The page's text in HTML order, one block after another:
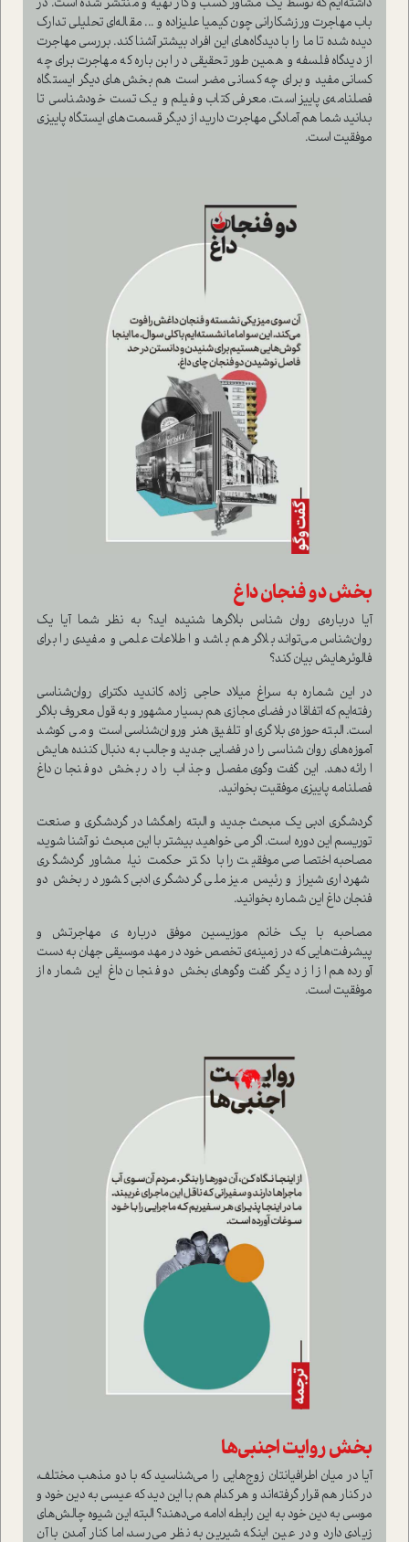
داشته‌ایم که توسط یک مشاور کسب و کار تهیه و منتشر شده است. در
باب مهاجرت ورزشکارانی چون کیمیا علیزاده و ... مقاله‌ای تحلیلی تدارک
دیده شده تا ما را با دیدگاه‌های این افراد بیشتر آشنا کند. بررسی مهاجرت
از دیدگاه فلسفه و همین طور تحقیقی در ابن باره که مهاجرت برای چه
کسانی مفید و برای چه کسانی مضر است هم بخش‌های دیگر ایستگاه
فصلنامه‌ی پاییز است. معرفی کتاب و فیلم و یک تست خودشناسی تا
بدانید شما هم آمادگی مهاجرت دارید از دیگر قسمت‌های ایستگاه پاییزی
موفقیت است.
بخش دو فنجان داغ
آیا درباره‌ی روان شناس بلاگرها شنیده اید؟ به نظر شما آیا یک
روان‌شناس می‌تواند بلاگر هم باشد و اطلاعات علمی و مفیدی را برای
فالوئرهایش بیان کند؟
در این شماره به سراغ میلاد حاجی زاده، کاندید دکترای روان‌شناسی
رفته‌ایم که اتفاقا در فضای مجازی هم بسیار مشهور و به قول معروف بلاگر
است. البته حوزه‌ی بلاگری او تلفیق هنر وروان‌شناسی است و می کوشد
آموزه‌های روان شناسی را در فضایی جدید و جالب به دنبال کننده هایش
ارائه دهد. این گفت‌و‌گوی مفصل و جذاب را در بخش دو فنجان داغ
فصلنامه پاییزی موفقیت بخوانید.
گردشگری ادبی یک مبحث جدید و البته راهگشا در گردشگری و صنعت
توریسم این دوره است. اگر می خواهید بیشتر با این مبحث نو آشنا شوید،
مصاحبه اختصاصی موفقیت را با دکتر حکمت نیا، مشاور گردشگری
شهرداری شیراز و رئیس میز ملی گردشگری ادبی کشور در بخش دو
فنجان داغ این شماره بخوانید.
مصاحبه با یک خانم موزیسین موفق درباره ی مهاجرتش و
پیشرفت‌هایی که در زمینه‌ی تخصص خود در مهد موسیقی جهان به دست
آورده هم از از دیگر گفت‌و‌گوهای بخش دو فنجان داغ این شماره از
موفقیت است.
بخش روایت اجنبی‌ها
آیا در میان اطرافیانتان زوج‌هایی را می‌شناسید که با دو مذهب مختلف،
در کنار هم قرار گرفته‌اند و هر کدام هم با این دید که عیسی به دین خود و
موسی به دین خود به این رابطه ادامه می‌دهند؟ البته این شیوه چالش‌های
زیادی دارد و در عین اینکه شیرین به نظر می‌رسد، اما کنار آمدن با آن